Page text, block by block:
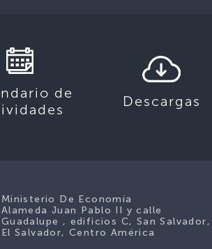
de
Descargas
Ministerio De Economía
Alameda Juan Pablo II y calle
Guadalupe , edificios C, San Salvador,
El Salvador, Centro América